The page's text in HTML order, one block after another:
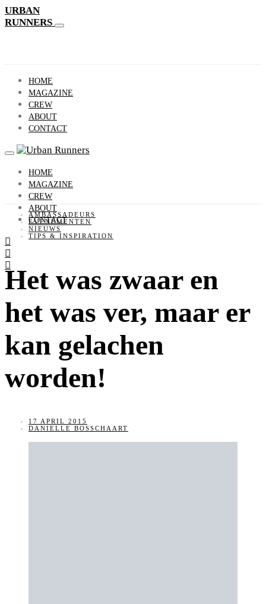
URBAN
RUNNERS
HOME
MAGAZINE
CREW
ABOUT
CONTACT
HOME
MAGAZINE
CREW
ABOUT
CONTACT
AMBASSADEURS
EVENEMENTEN
NIEUWS
TIPS & INSPIRATION
Het was zwaar en
het was ver, maar er
kan gelachen
worden!
17 APRIL 2015
DANIELLE BOSSCHAART